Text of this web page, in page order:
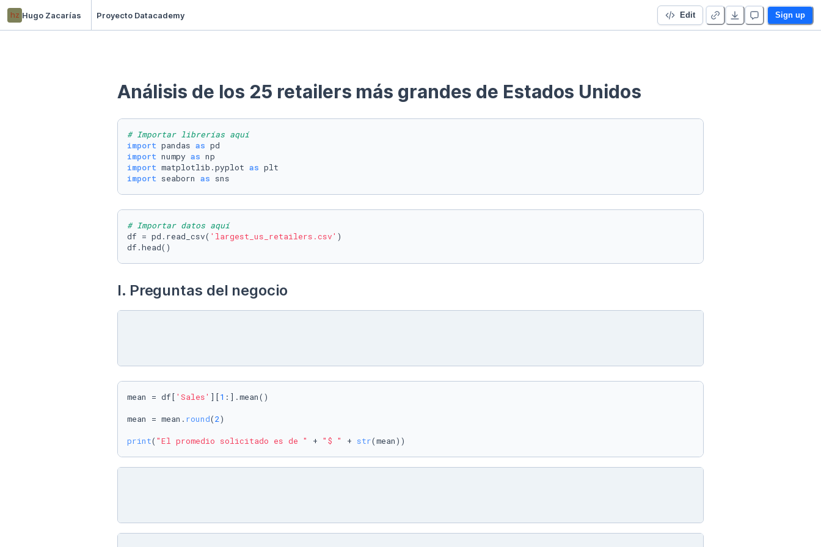
hz Hugo Zacarías Proyecto Datacademy Edit Sign up
Análisis de los 25 retailers más grandes de Estados Unidos
# Importar librerías aquí
import pandas as
import numpy as
import matplotlib.pyplot as
import seaborn as sns
# Importar datos aquí
df = pd.read_csv( 'largest_us_retailers.csv' )
df.head()
I. Preguntas del negocio
mean = df[ 'Sales' ][1 :].mean()
mean = mean. round(2)
print( "El promedio solicitado es de " + "$ " + str(mean))